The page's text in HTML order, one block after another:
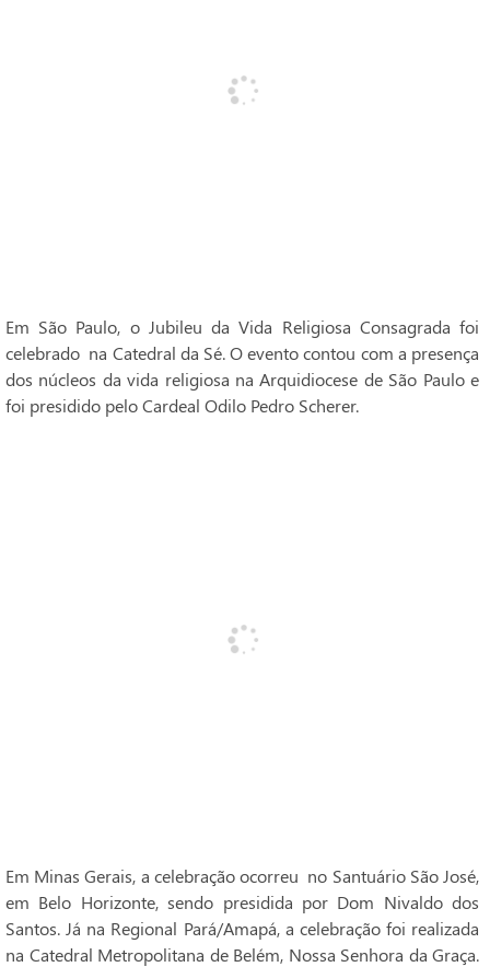
Em São Paulo, o Jubileu da Vida Religiosa Consagrada foi
celebrado na Catedral da Sé. O evento contou com a presença
dos núcleos da vida religiosa na Arquidiocese de São Paulo e
foi presidido pelo Cardeal Odilo Pedro Scherer.
Em Minas Gerais, a celebração ocorreu no Santuário São José,
em Belo Horizonte, sendo presidida por Dom Nivaldo dos
Santos. Já na Regional Pará/Amapá, a celebração foi realizada
na Catedral Metropolitana de Belém, Nossa Senhora da Graça.